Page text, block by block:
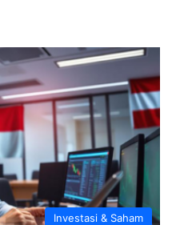
Investasi & Saham